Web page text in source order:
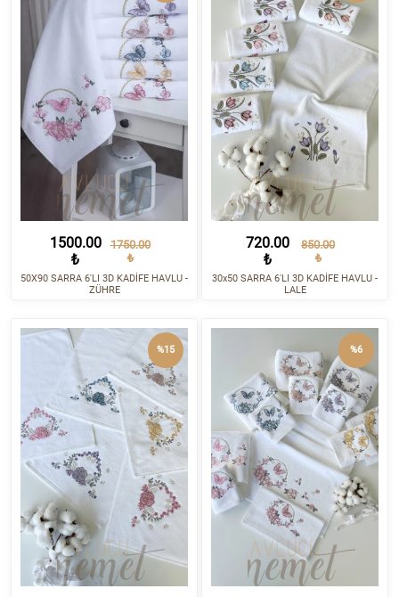
1500.00
₺
1750.00
₺
50X90 SARRA 6'LI 3D KADİFE HAVLU -
ZÜHRE
720.00
₺
850.00
₺
30x50 SARRA 6'LI 3D KADİFE HAVLU -
LALE
%15 %6